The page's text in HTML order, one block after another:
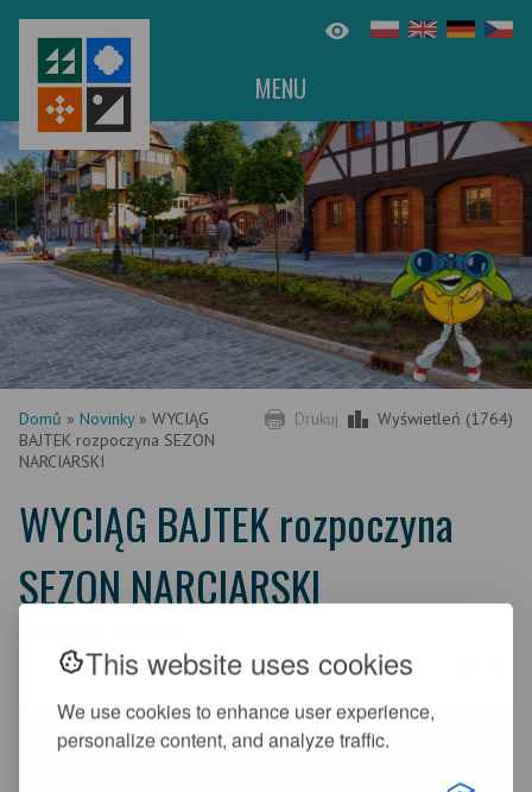
This website uses cookies
We use cookies to enhance user experience,
personalize content, and analyze traffic.
MENU
Drukuj Wyświetleń (1764)
Domů » Novinky» WYCIĄG
BAJTEK rozpoczyna SEZON
NARCIARSKI
WYCIĄG BAJTEK rozpoczyna
SEZON NARCIARSKI